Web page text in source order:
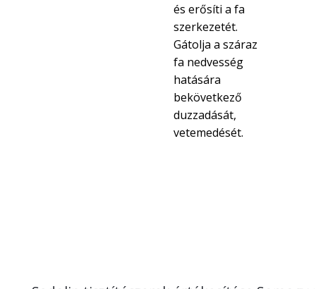
és erősíti a fa
szerkezetét.
Gátolja a száraz
fa nedvesség
hatására
bekövetkező
duzzadását,
vetemedését.